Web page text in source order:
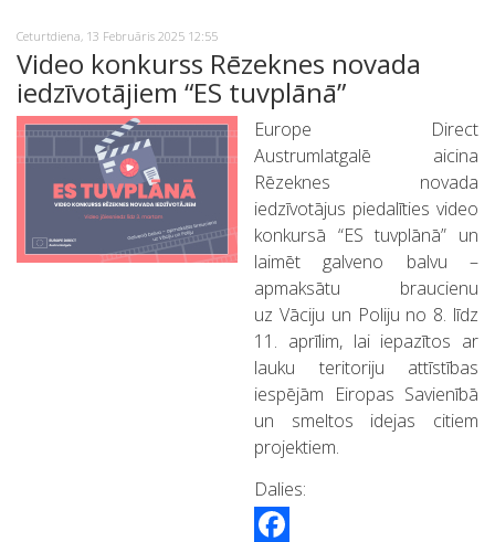
Ceturtdiena, 13 Februāris 2025 12:55
Video konkurss Rēzeknes novada
iedzīvotājiem “ES tuvplānā”
Europe Direct
Austrumlatgalē aicina
Rēzeknes novada
iedzīvotājus piedalīties video
konkursā “ES tuvplānā” un
laimēt galveno balvu –
apmaksātu braucienu
uz Vāciju un Poliju no 8. līdz
11. aprīlim, lai iepazītos ar
lauku teritoriju attīstības
iespējām Eiropas Savienībā
un smeltos idejas citiem
projektiem.
Dalies: